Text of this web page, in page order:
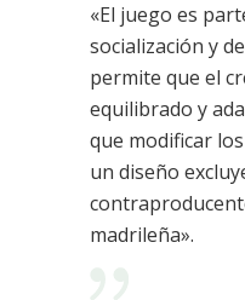
«El juego es
socialización y
permite que el
equilibrado y
que modificar
un diseño
madrileña».